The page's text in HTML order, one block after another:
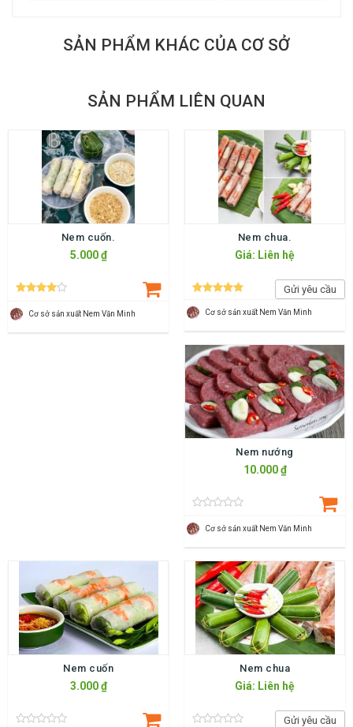
SẢN PHẨM KHÁC CỦA CƠ SỞ
SẢN PHẨM LIÊN QUAN
Nem cuốn.
5.000 ₫
Cơ sở sản xuất Nem Văn Minh
Nem chua.
Giá: Liên hệ
Gửi yêu cầu
Cơ sở sản xuất Nem Văn Minh
Nem nướng
10.000 ₫
Cơ sở sản xuất Nem Văn Minh
Nem cuốn
3.000 ₫
Nem chua
Giá: Liên hệ
Gửi yêu cầu